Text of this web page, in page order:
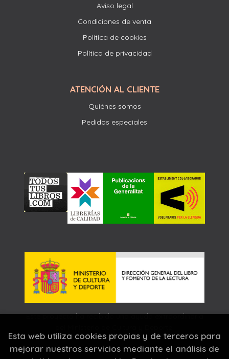
Aviso legal
Condiciones de venta
Política de cookies
Política de privacidad
ATENCIÓN AL CLIENTE
Quiénes somos
Pedidos especiales
Este proyecto ha recibido una ayuda extraordinaria
Esta web utiliza cookies propias y de terceros para
mejorar nuestros servicios mediante el análisis de